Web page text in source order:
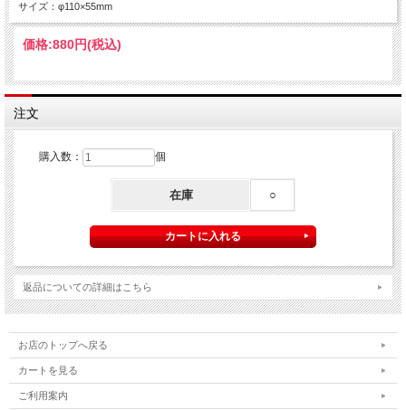
サイズ：φ110×55mm
価格:880円(税込)
注文
購入数： 個
在庫 ○
返品についての詳細はこちら
お店のトップへ戻る
カートを見る
ご利用案内